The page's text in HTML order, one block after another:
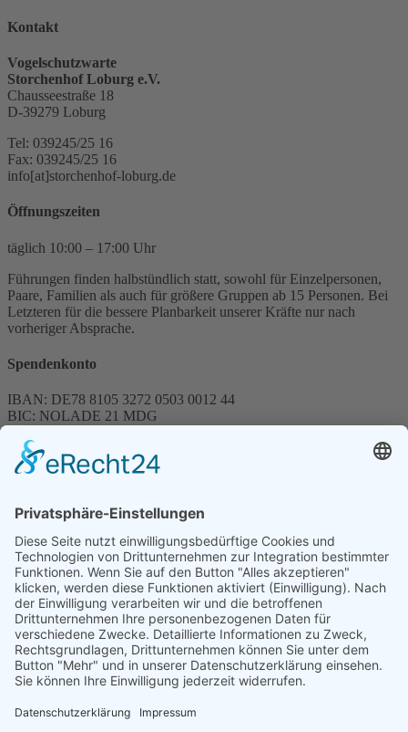
Kontakt
Vogelschutzwarte
Storchenhof Loburg e.V.
Chausseestraße 18
D-39279 Loburg
Tel: 039245/25 16
Fax: 039245/25 16
info[at]storchenhof-loburg.de
Öffnungszeiten
täglich 10:00 – 17:00 Uhr
Führungen finden halbstündlich statt, sowohl für Einzelpersonen,
Paare, Familien als auch für größere Gruppen ab 15 Personen. Bei
Letzteren für die bessere Planbarkeit unserer Kräfte nur nach
vorheriger Absprache.
Spendenkonto
IBAN: DE78 8105 3272 0503 0012 44
BIC: NOLADE 21 MDG
Spenden können steuerlich abgesetzt werden
Förderung
© 1987 – 2025
Storchenhof Loburg e.V.
Alle Rechte vorbehalten.
Cookie-Einstellungen
Navigation überspringen
Impressum
Haftungsausschluss